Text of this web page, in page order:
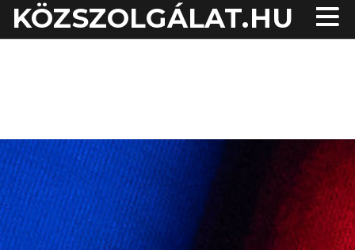
KÖZSZOLGÁLAT.HU